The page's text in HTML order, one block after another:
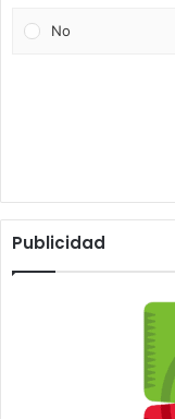
No
Publicidad